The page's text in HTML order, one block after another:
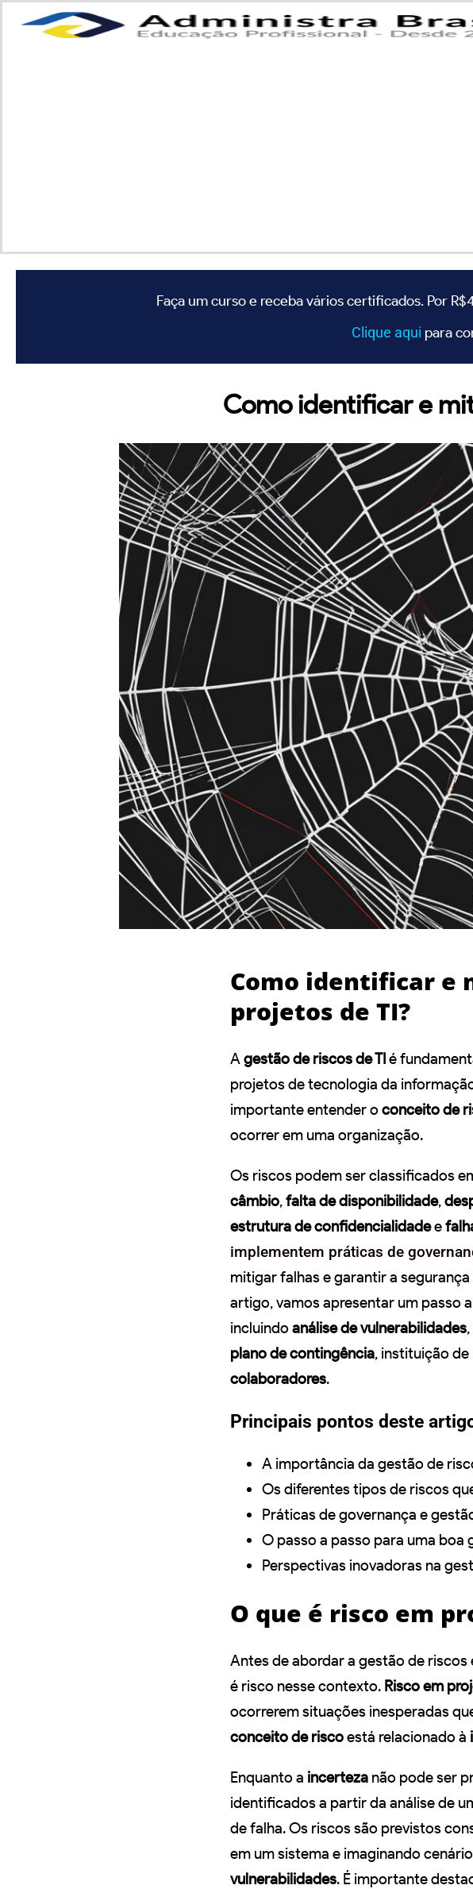
Faça um curso e receba vários certificados. Por
Clique aqui para
Como identificar e
Como identificar e
projetos de TI?
Agestão de riscos de TIé
projetos de tecnologia da
importante entender o conceito de
ocorrer em uma organização.
Os riscos podem ser classificados
câmbio,falta de disponibilidade,
estrutura de confidencialidadee
implementem práticas de
mitigar falhas e garantir a
artigo, vamos apresentar um passo
incluindo análise de vulnerabilidades
plano de contingência, instituição de
colaboradores.
Principais pontos deste
A importância da gestão de
Os diferentes tipos de riscos
Práticas de governança e
O passo a passo para uma boa
Perspectivas inovadoras na
O que é risco em
Antes de abordar a gestão de riscos
é risco nesse contexto. Risco em
ocorrerem situações inesperadas
conceito de riscoestá relacionado à
Enquanto a incerteza não pode ser
identificados a partir da análise de
de falha. Os riscos são previstos
em um sistema e imaginando
vulnerabilidades. É importante